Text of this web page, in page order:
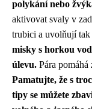
polykání nebo
aktivovat svaly v
trubici a uvolňují tak
misky s horkou
úlevu. Pára
Pamatujte, že s
tipy se můžete